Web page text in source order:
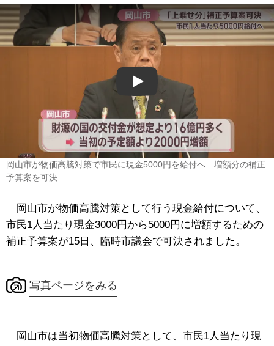
Play
岡山市が物価高騰対策で市民に現金5000円を給付へ 増額分の補正
予算案を可決
岡山市が物価高騰対策として行う現金給付について、
市民1人当たり現金3000円から5000円に増額するための
補正予算案が15日、臨時市議会で可決されました。
写真ページをみる
岡山市は当初物価高騰対策として、市民1人当たり現